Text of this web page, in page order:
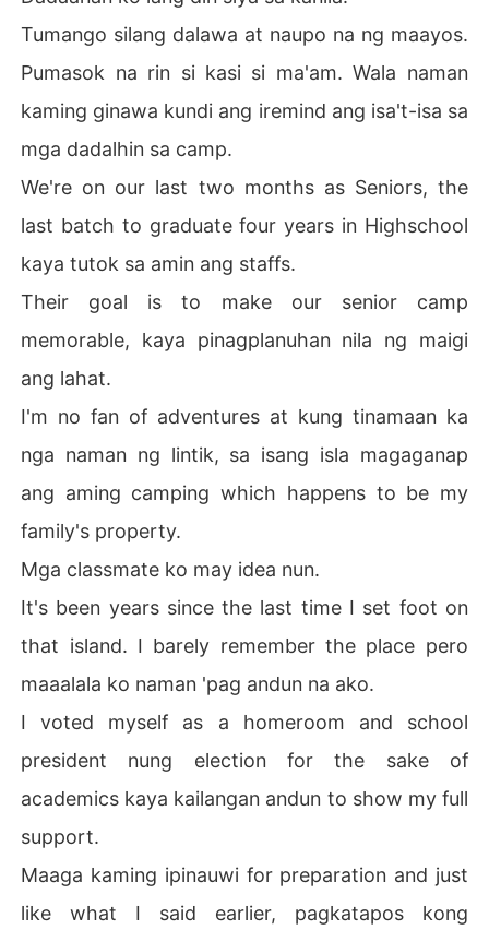
Tumango silang dalawa at naupo na ng maayos.
Pumasok na rin si kasi si ma'am. Wala naman
kaming ginawa kundi ang iremind ang isa't-isa sa
mga dadalhin sa camp.
We're on our last two months as Seniors, the
last batch to graduate four years in Highschool
kaya tutok sa amin ang staffs.
Their goal is to make our senior camp
memorable, kaya pinagplanuhan nila ng maigi
ang lahat.
I'm no fan of adventures at kung tinamaan ka
nga naman ng lintik, sa isang isla magaganap
ang aming camping which happens to be my
family's property.
Mga classmate ko may idea nun.
It's been years since the last time I set foot on
that island. I barely remember the place pero
maaalala ko naman 'pag andun na ako.
I voted myself as a homeroom and school
president nung election for the sake of
academics kaya kailangan andun to show my full
support.
Maaga kaming ipinauwi for preparation and just
like what I said earlier, pagkatapos kong